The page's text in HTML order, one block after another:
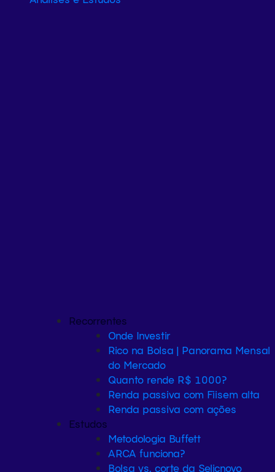
Recorrentes
Onde Investir
Rico na Bolsa | Panorama Mensal
do Mercado
Quanto rende R$ 1000?
Renda passiva com Fiisem alta
Renda passiva com ações
Estudos
Metodologia Buffett
ARCA funciona?
Bolsa vs. corte da Selicnovo